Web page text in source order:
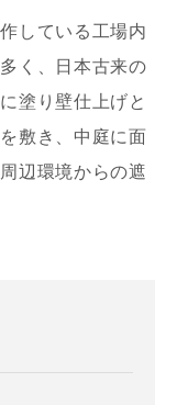
する
している工場内
く、日本古来の
塗り壁仕上げと
敷き、中庭に面
辺環境からの遮